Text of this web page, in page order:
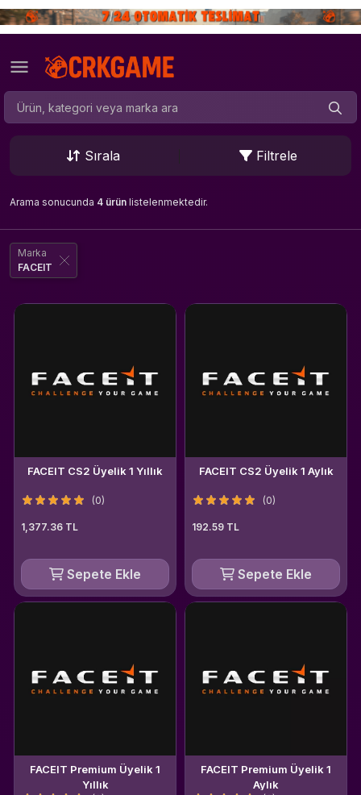
Sırala Filtrele
Arama sonucunda 4 ürün listelenmektedir.
Marka
FACEIT
FACEIT CS2 Üyelik 1 Yıllık
(0)
1,377.36 TL
Sepete Ekle
FACEIT CS2 Üyelik 1 Aylık
(0)
192.59 TL
Sepete Ekle
FACEIT Premium Üyelik 1
Yıllık
FACEIT Premium Üyelik 1
Aylık